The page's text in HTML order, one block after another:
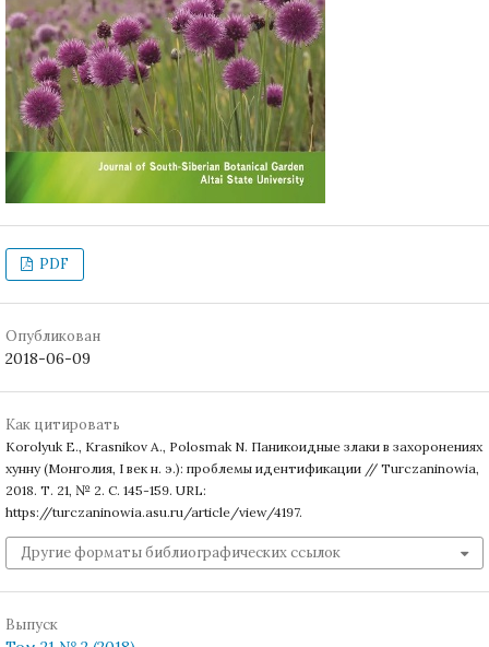
PDF
Опубликован
2018-06-09
Как цитировать
Korolyuk E., Krasnikov A., Polosmak N. Паникоидные злаки в захоронениях
хунну (Монголия, I век н. э.): проблемы идентификации // Turczaninowia,
2018. Т. 21, № 2. С. 145-159. URL:
https://turczaninowia.asu.ru/article/view/4197.
Другие форматы библиографических ссылок
Выпуск